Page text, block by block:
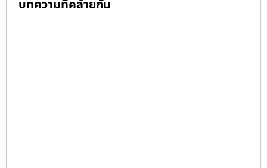
บทความที่คล้ายกัน